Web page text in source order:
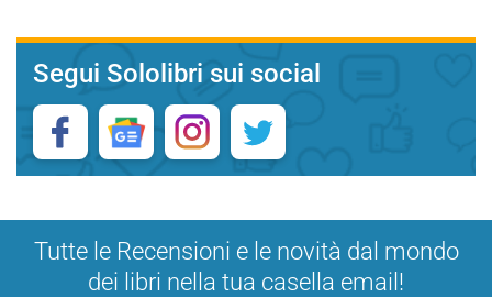
Segui Sololibri sui social
Tutte le Recensioni e le novità dal mondo
dei libri nella tua casella email!